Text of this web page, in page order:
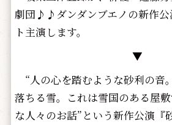
劇団♪♪ダンダンブエノの新作公
ト主演します。
▼
“人の心を踏むような砂利の音
落ちる雪。これは雪国のある屋
な人々のお話”という新作公演『